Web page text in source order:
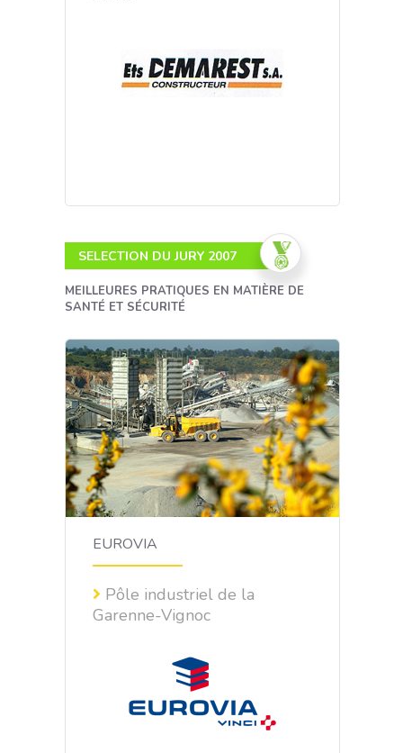
SELECTION DU JURY 2007
MEILLEURES PRATIQUES EN MATIÈRE DE
SANTÉ ET SÉCURITÉ
Un test « sécurité »
pour sensibiliser les
nouveaux embauchés
EUROVIA
Pôle industriel de la
Garenne-Vignoc